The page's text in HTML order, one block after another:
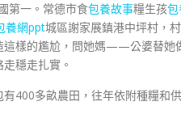
第一。常德市食包養故事糧生孩
養網ppt城區謝家展鎮港中坪村，村
這樣的尷尬，問她媽——公婆替她
穩走扎實。
400多畝農田，往年依附種糧和供